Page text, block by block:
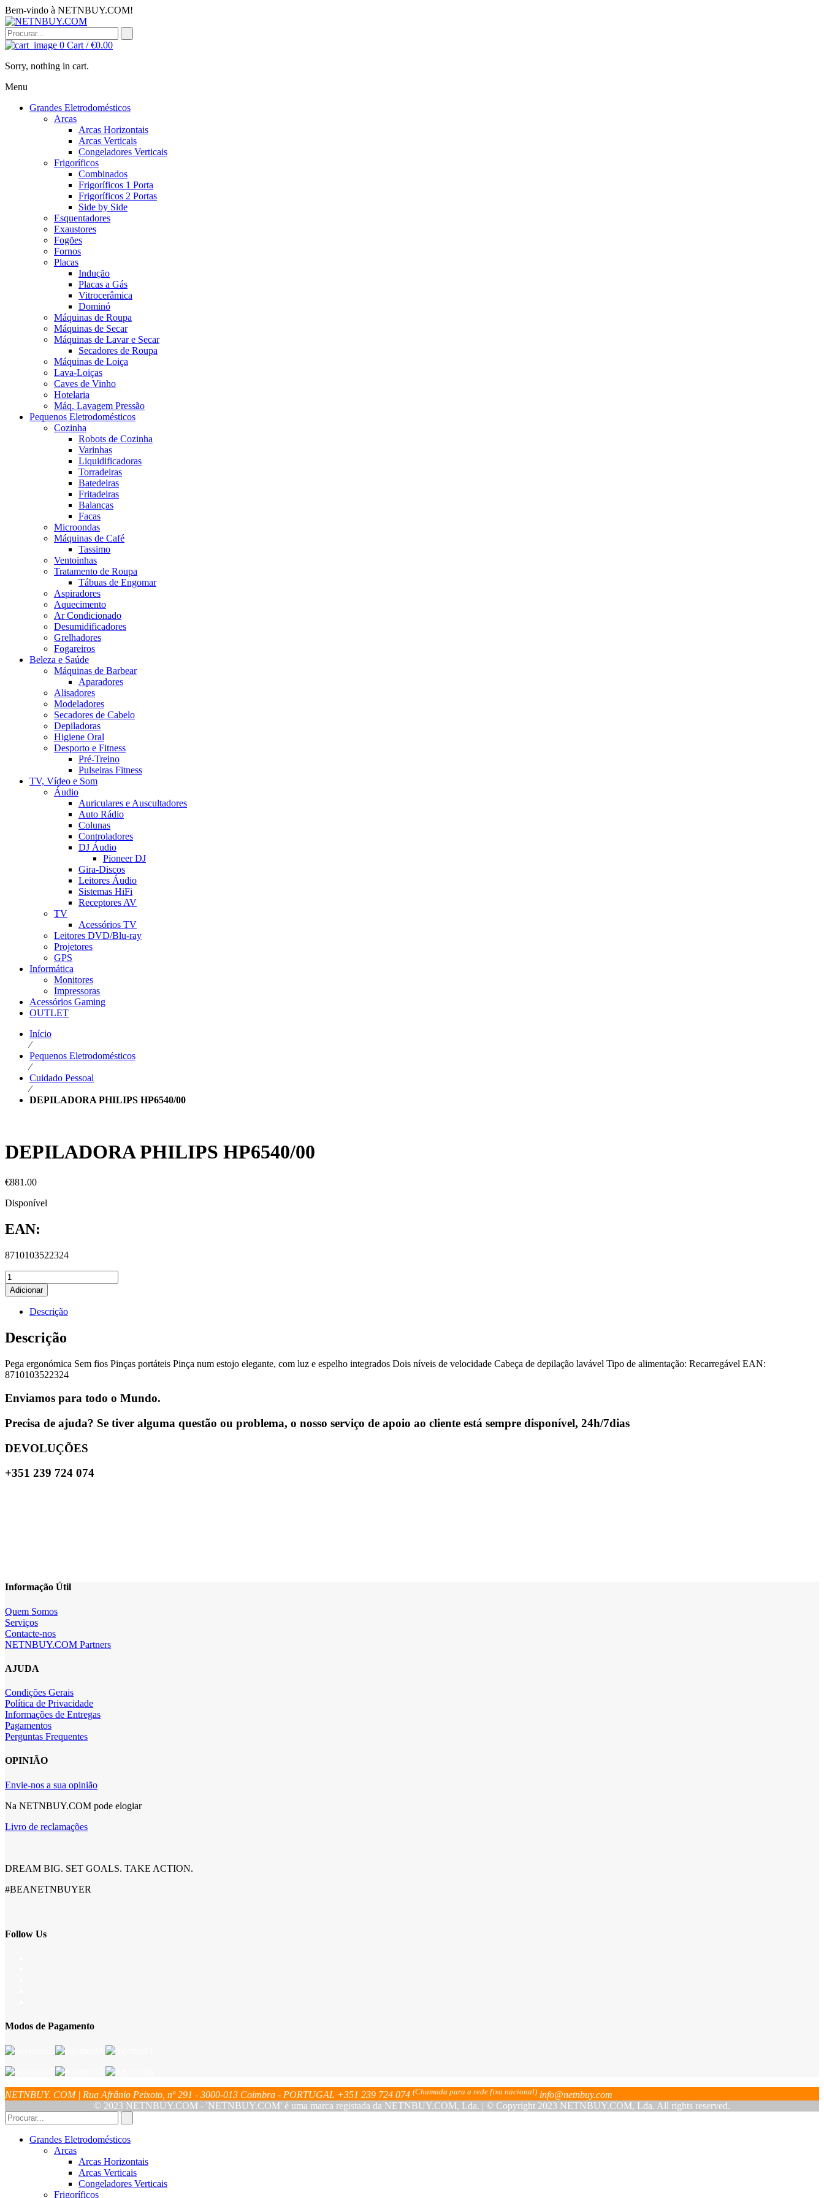
Bem-vindo à NETNBUY.COM!
0 Cart /€0.00
Sorry, nothing in cart.
Menu
Grandes Eletrodomésticos
Arcas
Arcas Horizontais
Arcas Verticais
Congeladores Verticais
Frigoríficos
Combinados
Frigoríficos 1 Porta
Frigoríficos 2 Portas
Side by Side
Esquentadores
Exaustores
Fogões
Fornos
Placas
Indução
Placas a Gás
Vitrocerâmica
Dominó
Máquinas de Roupa
Máquinas de Secar
Máquinas de Lavar e Secar
Secadores de Roupa
Máquinas de Loiça
Lava-Loiças
Caves de Vinho
Hotelaria
Máq. Lavagem Pressão
Pequenos Eletrodomésticos
Cozinha
Robots de Cozinha
Varinhas
Liquidificadoras
Torradeiras
Batedeiras
Fritadeiras
Balanças
Facas
Microondas
Máquinas de Café
Tassimo
Ventoinhas
Tratamento de Roupa
Tábuas de Engomar
Aspiradores
Aquecimento
Ar Condicionado
Desumidificadores
Grelhadores
Fogareiros
Beleza e Saúde
Máquinas de Barbear
Aparadores
Alisadores
Modeladores
Secadores de Cabelo
Depiladoras
Higiene Oral
Desporto e Fitness
Pré-Treino
Pulseiras Fitness
TV, Vídeo e Som
Áudio
Auriculares e Auscultadores
Auto Rádio
Colunas
Controladores
DJ Áudio
Pioneer DJ
Gira-Discos
Leitores Áudio
Sistemas HiFi
Receptores AV
TV
Acessórios TV
Leitores DVD/Blu-ray
Projetores
GPS
Informática
Monitores
Impressoras
Acessórios Gaming
OUTLET
Início
⁄
Pequenos Eletrodomésticos
⁄
Cuidado Pessoal
⁄
DEPILADORA PHILIPS HP6540/00
DEPILADORA PHILIPS HP6540/00
€881.00
Disponível
EAN:
8710103522324
Adicionar
Descrição
Descrição
Pega ergonómica Sem fios Pinças portáteis Pinça num estojo elegante, com luz e espelho integrados Dois níveis de velocidade Cabeça de depilação lavável Tipo de alimentação: Recarregável EAN:
8710103522324
Enviamos para todo o Mundo.
Precisa de ajuda? Se tiver alguma questão ou problema, o nosso serviço de apoio ao cliente está sempre disponível, 24h/7dias
DEVOLUÇÕES
+351 239 724 074
Informação Útil
Quem Somos
Serviços
Contacte-nos
NETNBUY.COM Partners
AJUDA
Condições Gerais
Política de Privacidade
Informações de Entregas
Pagamentos
Perguntas Frequentes
OPINIÃO
Envie-nos a sua opinião
Na NETNBUY.COM pode elogiar
Livro de reclamações
DREAM BIG. SET GOALS. TAKE ACTION.
#BEANETNBUYER
Follow Us
Modos de Pagamento
NETNBUY. COM | Rua Afrânio Peixoto, nº 291 - 3000-013 Coimbra - PORTUGAL +351 239 724 074 (Chamada para a rede fixa nacional) info@netnbuy.com
© 2023 NETNBUY.COM - 'NETNBUY.COM' é uma marca registada da NETNBUY.COM, Lda. | © Copyright 2023 NETNBUY.COM, Lda. All rights reserved.
Grandes Eletrodomésticos
Arcas
Arcas Horizontais
Arcas Verticais
Congeladores Verticais
Frigoríficos